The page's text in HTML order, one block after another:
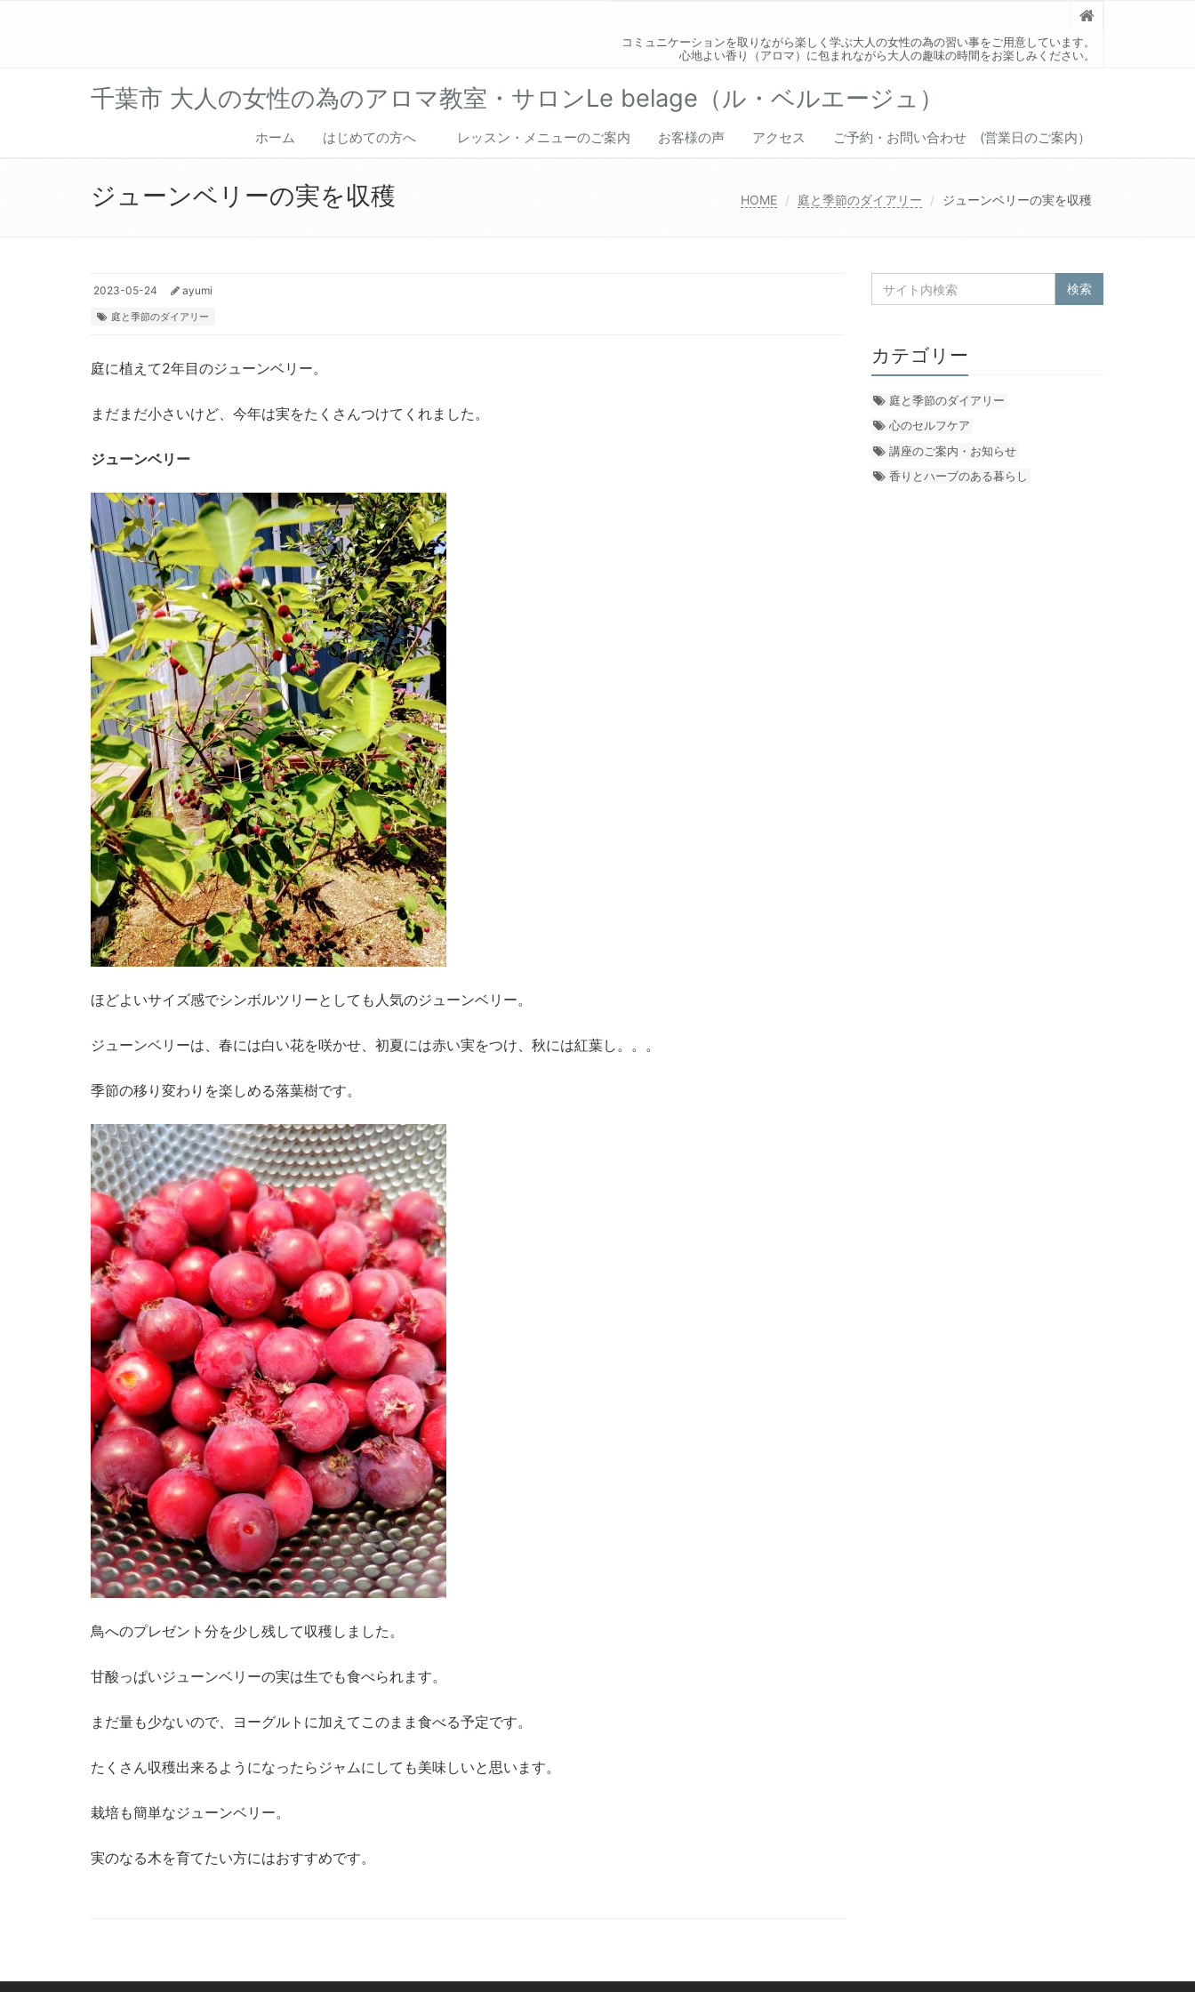
コミュニケーションを取りながら楽しく学ぶ大人の女性の為の習い事をご用意しています。
心地よい香り（アロマ）に包まれながら大人の趣味の時間をお楽しみください。
千葉市 大人の女性の為のアロマ教室・サロンLe belage（ル・ベルエージュ）
ホーム はじめての方へ レッスン・メニューのご案内 お客様の声 アクセス ご予約・お問い合わせ (営業日のご案内）
ジューンベリーの実を収穫 HOME 庭と季節のダイアリー ジューンベリーの実を収穫
2023-05-24 ayumi
庭と季節のダイアリー
庭に植えて2年目のジューンベリー。
まだまだ小さいけど、今年は実をたくさんつけてくれました。
ジューンベリー
ほどよいサイズ感でシンボルツリーとしても人気のジューンベリー。
ジューンベリーは、春には白い花を咲かせ、初夏には赤い実をつけ、秋には紅葉し。。。
季節の移り変わりを楽しめる落葉樹です。
鳥へのプレゼント分を少し残して収穫しました。
甘酸っぱいジューンベリーの実は生でも食べられます。
まだ量も少ないので、ヨーグルトに加えてこのまま食べる予定です。
たくさん収穫出来るようになったらジャムにしても美味しいと思います。
栽培も簡単なジューンベリー。
実のなる木を育てたい方にはおすすめです。
カテゴリー
庭と季節のダイアリー
心のセルフケア
講座のご案内・お知らせ
香りとハーブのある暮らし